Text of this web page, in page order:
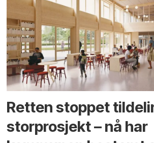
Retten stoppet
storprosjekt – nå har